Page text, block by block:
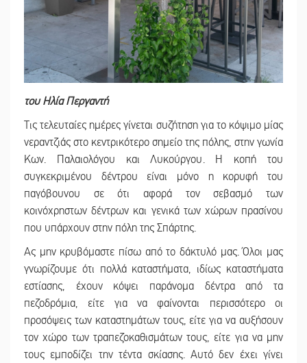
του Ηλία Περγαντή
Τις τελευταίες ημέρες γίνεται συζήτηση για το κόψιμο μίας
νεραντζιάς στο κεντρικότερο σημείο της πόλης, στην γωνία
Κων. Παλαιολόγου και Λυκούργου. Η κοπή του
συγκεκριμένου δέντρου είναι μόνο η κορυφή του
παγόβουνου σε ότι αφορά τον σεβασμό των
κοινόχρηστων δέντρων και γενικά των χώρων πρασίνου
που υπάρχουν στην πόλη της Σπάρτης.
Ας μην κρυβόμαστε πίσω από το δάκτυλό μας. Όλοι μας
γνωρίζουμε ότι πολλά καταστήματα, ιδίως καταστήματα
εστίασης, έχουν κόψει παράνομα δέντρα από τα
πεζοδρόμια, είτε για να φαίνονται περισσότερο οι
προσόψεις των καταστημάτων τους, είτε για να αυξήσουν
τον χώρο των τραπεζοκαθισμάτων τους, είτε για να μην
τους εμποδίζει την τέντα σκίασης. Αυτό δεν έχει γίνει